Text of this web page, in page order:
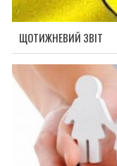
ЩОТИЖНЕВИЙ ЗВІТ